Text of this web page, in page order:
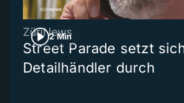
2 Min
ZüriNews
Street Parade setzt
Detailhändler durch